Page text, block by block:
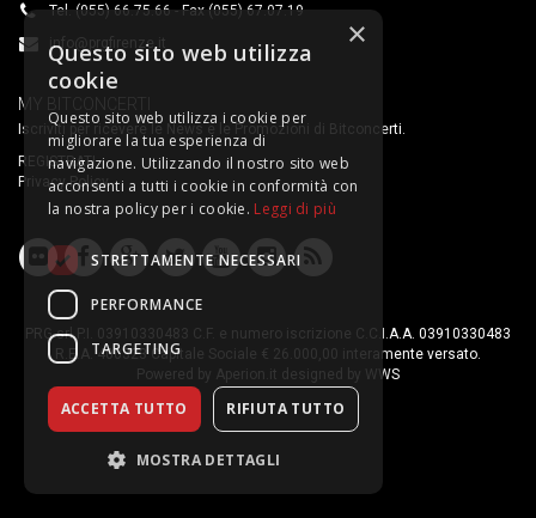
Tel. (055) 66.75.66 - Fax (055) 67.07.19
info@prgfirenze.it
MY BITCONCERTI
Iscriviti per ricevere le News e le Promozioni di Bitconcerti.
REGISTRATI
Privacy Policy
PRG srl P.I. 03910330483 C.F. e numero iscrizione C.C.I.A.A. 03910330483
R.E.A. 400323 Capitale Sociale € 26.000,00 interamente versato.
Powered by Aperion.it designed by WWS
×
Questo sito web utilizza
cookie
Questo sito web utilizza i cookie per
migliorare la tua esperienza di
navigazione. Utilizzando il nostro sito web
acconsenti a tutti i cookie in conformità con
la nostra policy per i cookie. Leggi di più
STRETTAMENTE NECESSARI
PERFORMANCE
TARGETING
ACCETTA TUTTO RIFIUTA TUTTO
MOSTRA DETTAGLI